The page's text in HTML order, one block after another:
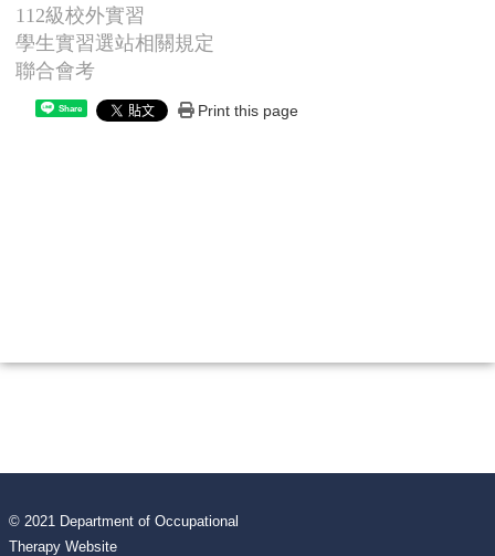
112級校外實習
學生實習選站相關規定
聯合會考
Share Print this page
© 2021 Department of Occupational
Therapy Website